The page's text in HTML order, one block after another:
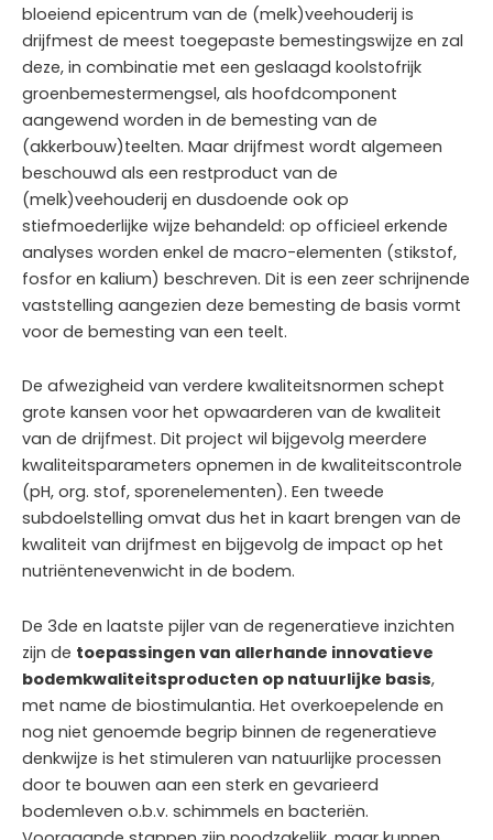
bloeiend epicentrum van de (melk)veehouderij is
drijfmest de meest toegepaste bemestingswijze en zal
deze, in combinatie met een geslaagd koolstofrijk
groenbemestermengsel, als hoofdcomponent
aangewend worden in de bemesting van de
(akkerbouw)teelten. Maar drijfmest wordt algemeen
beschouwd als een restproduct van de
(melk)veehouderij en dusdoende ook op
stiefmoederlijke wijze behandeld: op officieel erkende
analyses worden enkel de macro-elementen (stikstof,
fosfor en kalium) beschreven. Dit is een zeer schrijnende
vaststelling aangezien deze bemesting de basis vormt
voor de bemesting van een teelt.
De afwezigheid van verdere kwaliteitsnormen schept
grote kansen voor het opwaarderen van de kwaliteit
van de drijfmest. Dit project wil bijgevolg meerdere
kwaliteitsparameters opnemen in de kwaliteitscontrole
(pH, org. stof, sporenelementen). Een tweede
subdoelstelling omvat dus het in kaart brengen van de
kwaliteit van drijfmest en bijgevolg de impact op het
nutriëntenevenwicht in de bodem.
De 3de en laatste pijler van de regeneratieve inzichten
zijn de toepassingen van allerhande innovatieve
bodemkwaliteitsproducten op natuurlijke basis,
met name de biostimulantia. Het overkoepelende en
nog niet genoemde begrip binnen de regeneratieve
denkwijze is het stimuleren van natuurlijke processen
door te bouwen aan een sterk en gevarieerd
bodemleven o.b.v. schimmels en bacteriën.